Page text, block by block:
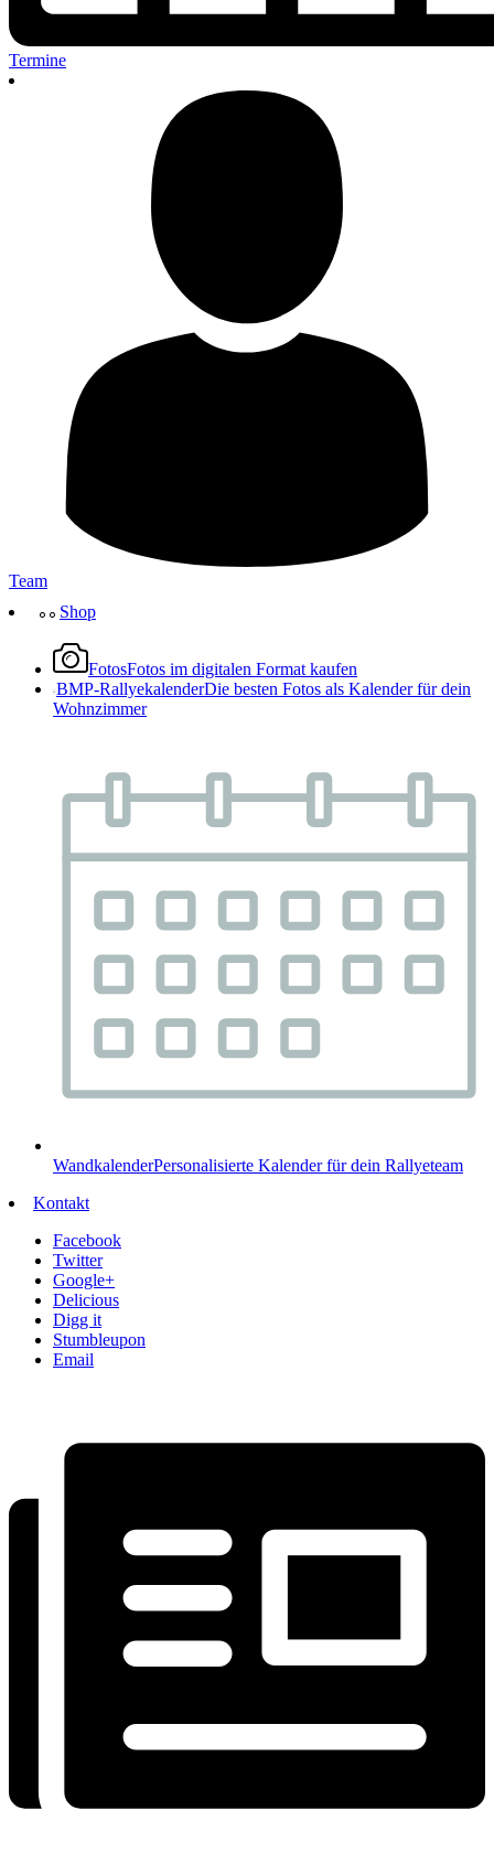
Termine
Team
Shop
FotosFotos im digitalen Format kaufen
BMP-RallyekalenderDie besten Fotos als Kalender für dein
Wohnzimmer
WandkalenderPersonalisierte Kalender für dein Rallyeteam
Kontakt
Facebook
Twitter
Google+
Delicious
Digg it
Stumbleupon
Email